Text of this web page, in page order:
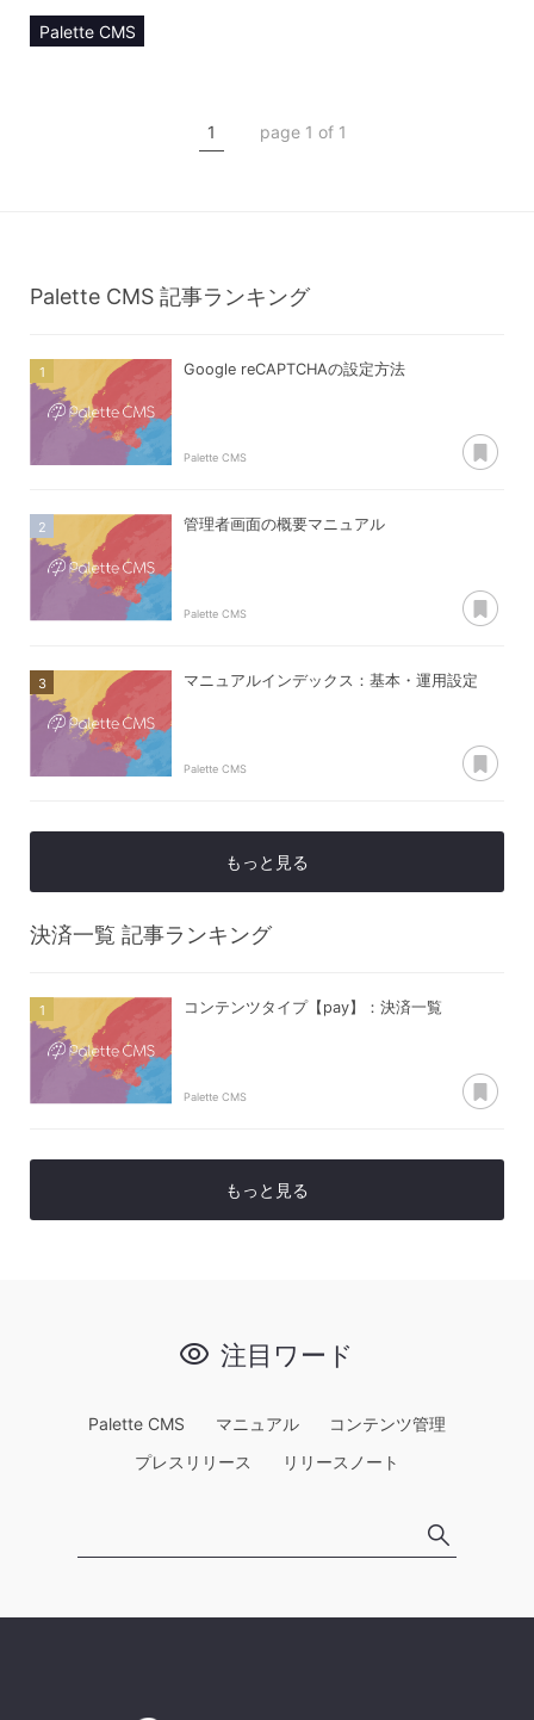
Palette CMS
コンテンツタイプ【pay】
1 page 1 of 1
Palette CMS 記事ランキング
Google reCAPTCHAの設定方法
Palette CMS
管理者画面の概要マニュアル
Palette CMS
マニュアルインデックス：基本・運用設定
Palette CMS
もっと見る
決済一覧 記事ランキング
コンテンツタイプ【pay】：決済一覧
Palette CMS
もっと見る
注目ワード
Palette CMS マニュアル
コンテンツ管理
プレスリリース
リリースノート